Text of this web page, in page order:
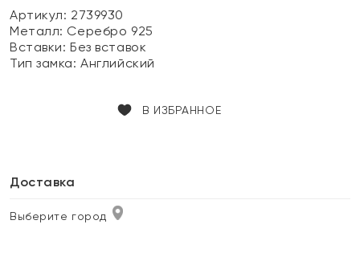
Артикул: 2739930
Металл: Серебро 925
Вставки:Без вставок
Тип замка:Английский
В ИЗБРАННОЕ
Доставка
Выберите город